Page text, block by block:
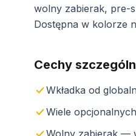
wolny zabierak, pre-
Dostępna w kolorze
Cechy
Wkładka od
Wiele